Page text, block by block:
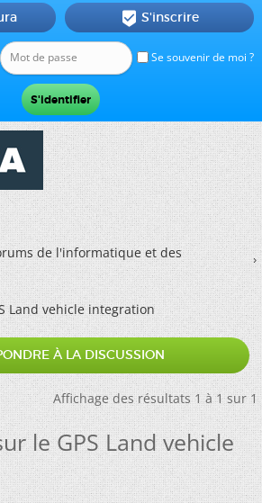
Se souvenir de moi ?
 S'inscrire
de l'informatique et des
Land vehicle integration
À LA DISCUSSION
Affichage des résultats 1 à 1 sur 1
le GPS Land vehicle